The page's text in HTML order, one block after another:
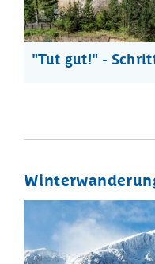
"Tut gut!" -